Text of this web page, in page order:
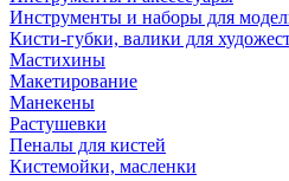
Инструменты и наборы для
Кисти-губки, валики для
Мастихины
Макетирование
Манекены
Растушевки
Пеналы для кистей
Кистемойки, масленки